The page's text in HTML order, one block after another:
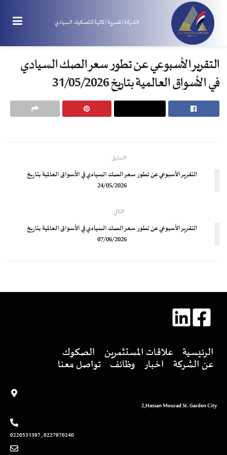
الشركة المصرية المالية للتصكيك السيادي
التقرير الأسبوعي عن تطور سعر الصك السيادي
في الأسواق العالمية بتاريخ 31/05/2026
السابق
التقرير الأسبوعي عن تطور سعر الصك السيادي في الأسواق العالمية بتاريخ
24/05/2026
التالي
التقرير الأسبوعي عن تطور سعر الصك السيادي في الأسواق العالمية بتاريخ
07/06/2026
الرئيسية علاقات المستثمرين الصكوك
عن الشركة اخبار وظائف تواصل معنا
2,Hassan Mourad St. Garden City
0227970240 , 0220531397